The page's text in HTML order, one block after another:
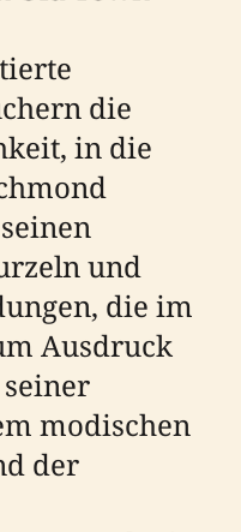
die
in die
und
die im
Ausdruck
modischen
der